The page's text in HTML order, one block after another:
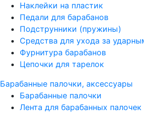
Наклейки на пластик
Педали для барабанов
Подструнники (пружины)
Средства для ухода за
Фурнитура барабанов
Цепочки для тарелок
Барабанные палочки, аксессуары
Барабанные палочки
Лента для барабанных палочек